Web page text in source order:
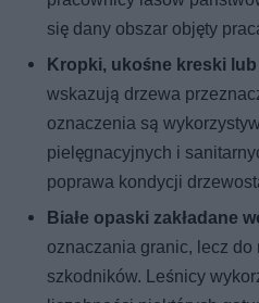
się dany obszar objęty
Kropki, ukośne kreski
wskazują drzewa
oznaczenia są
pielęgnacyjnych i
poprawa kondycji
Białe opaski zakładane
oznaczania granic, lecz
szkodników. Leśnicy